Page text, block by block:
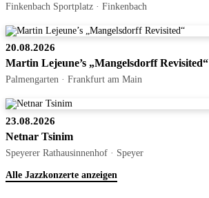
Finkenbach Sportplatz · Finkenbach
20.08.2026
Martin Lejeune’s „Mangelsdorff Revisited“
Palmengarten · Frankfurt am Main
23.08.2026
Netnar Tsinim
Speyerer Rathausinnenhof · Speyer
Alle Jazzkonzerte anzeigen